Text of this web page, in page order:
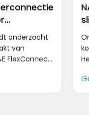
onderzocht
van
FlexConnect